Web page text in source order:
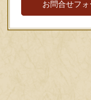
お問合せフォ